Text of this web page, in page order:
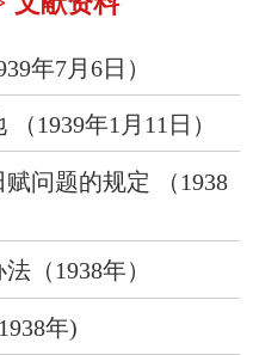
年7月6日）
1939年1月11日）
问题的规定 （1938
（1938年）
年)